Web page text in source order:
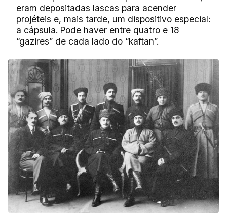
eram depositadas lascas para acender
projéteis e, mais tarde, um dispositivo especial:
a cápsula. Pode haver entre quatro e 18
“gazires” de cada lado do “kaftan”.